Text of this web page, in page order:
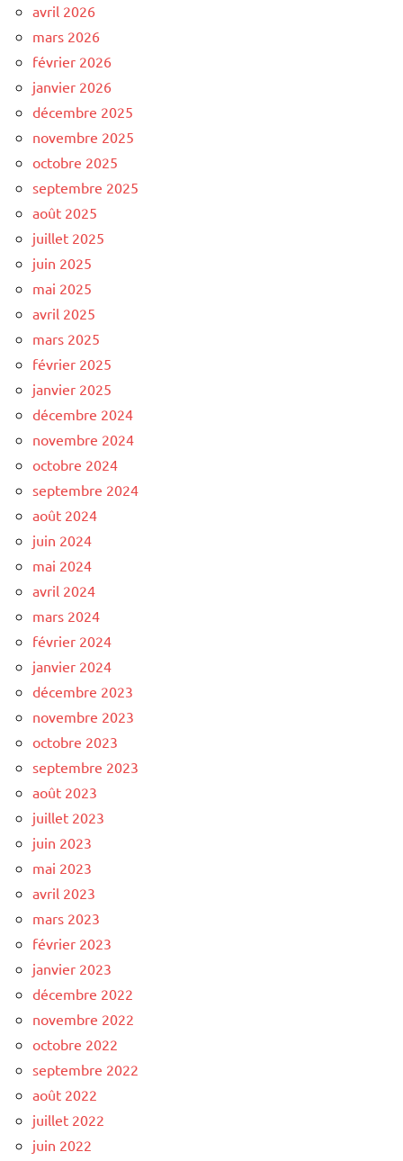
avril 2026
mars 2026
février 2026
janvier 2026
décembre 2025
novembre 2025
octobre 2025
septembre 2025
août 2025
juillet 2025
juin 2025
mai 2025
avril 2025
mars 2025
février 2025
janvier 2025
décembre 2024
novembre 2024
octobre 2024
septembre 2024
août 2024
juin 2024
mai 2024
avril 2024
mars 2024
février 2024
janvier 2024
décembre 2023
novembre 2023
octobre 2023
septembre 2023
août 2023
juillet 2023
juin 2023
mai 2023
avril 2023
mars 2023
février 2023
janvier 2023
décembre 2022
novembre 2022
octobre 2022
septembre 2022
août 2022
juillet 2022
juin 2022